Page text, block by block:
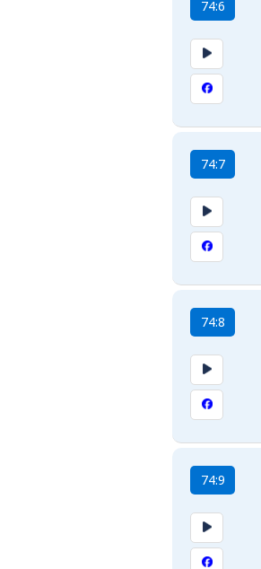
74:6
74:7
74:8
74:9